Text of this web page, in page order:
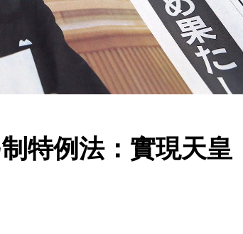
生活
運動
東京
特例法：實現天皇